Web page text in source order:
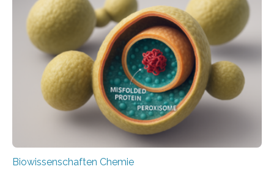
Biowissenschaften Chemie